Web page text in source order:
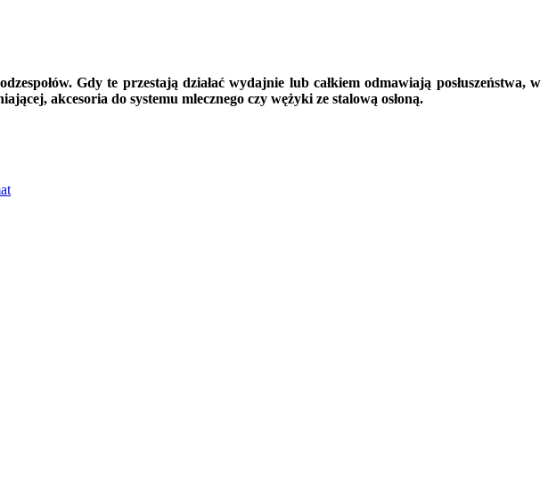
Gdy te przestają działać wydajnie lub całkiem odmawiają posłuszeństwa, w
akcesoria do systemu mlecznego czy wężyki ze stalową osłoną.